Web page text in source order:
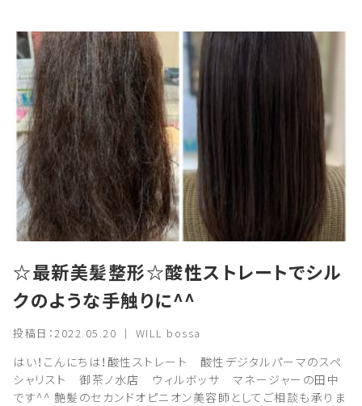
☆最新美髪整形☆酸性ストレートでシル
クのような手触りに^^
投稿日：2022.05.20 ｜ WILL bossa
はい！こんにちは！酸性ストレート 酸性デジタルパーマのスペ
シャリスト 御茶ノ水店 ウィルボッサ マネージャーの田中
です^^ 艶髪のセカンドオピニオン美容師としてご相談も承りま